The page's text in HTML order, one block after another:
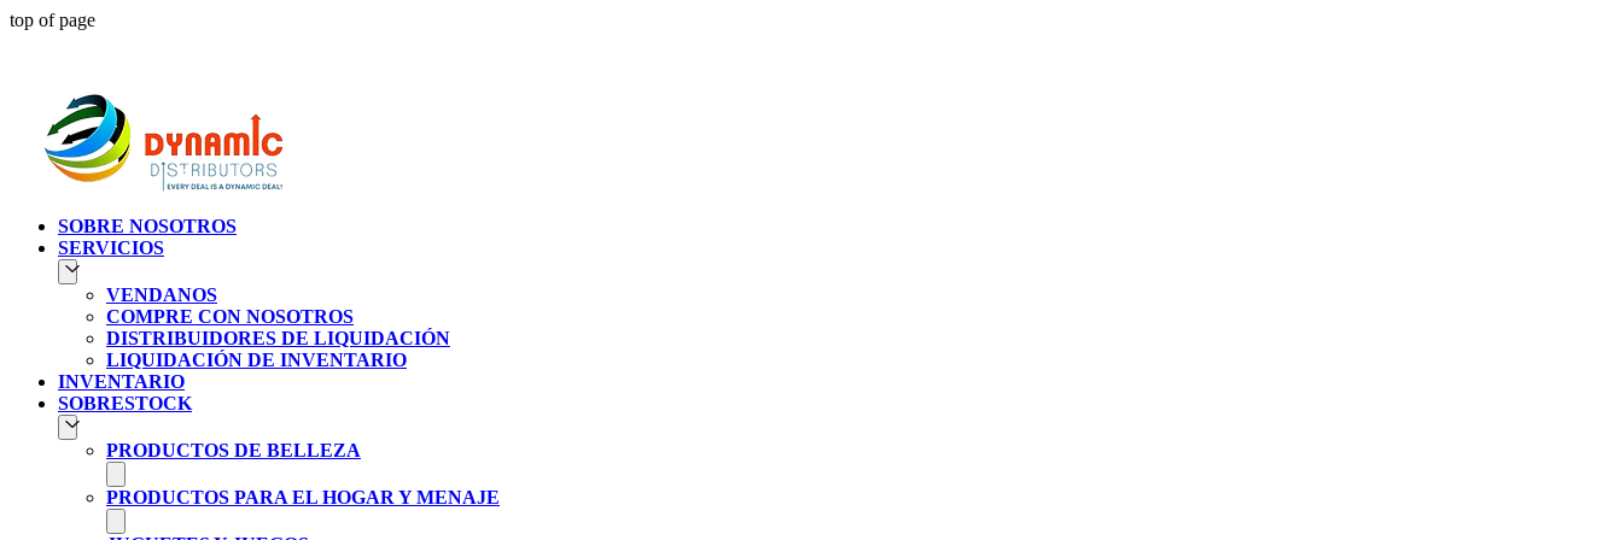
top of page
SOBRE NOSOTROS
SERVICIOS
VENDANOS
COMPRE CON NOSOTROS
DISTRIBUIDORES DE LIQUIDACIÓN
LIQUIDACIÓN DE INVENTARIO
INVENTARIO
SOBRESTOCK
PRODUCTOS DE BELLEZA
PRODUCTOS PARA EL HOGAR Y MENAJE